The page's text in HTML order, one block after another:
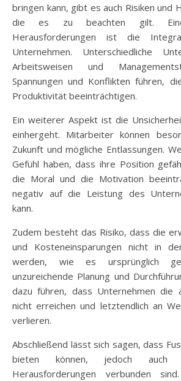
bringen kann, gibt es auch Risiken und
die es zu beachten gilt.
Herausforderungen ist die
Unternehmen. Unterschiedliche
Arbeitsweisen und
Spannungen und Konflikten führen,
Produktivität beeinträchtigen.
Ein weiterer Aspekt ist die
einhergeht. Mitarbeiter können
Zukunft und mögliche Entlassungen.
Gefühl haben, dass ihre Position
die Moral und die Motivation
negativ auf die Leistung des
kann.
Zudem besteht das Risiko, dass die
und Kosteneinsparungen nicht in
werden, wie es ursprünglich
unzureichende Planung und
dazu führen, dass Unternehmen die
nicht erreichen und letztendlich an
verlieren.
Abschließend lässt sich sagen, dass
bieten können, jedoch auch
Herausforderungen verbunden